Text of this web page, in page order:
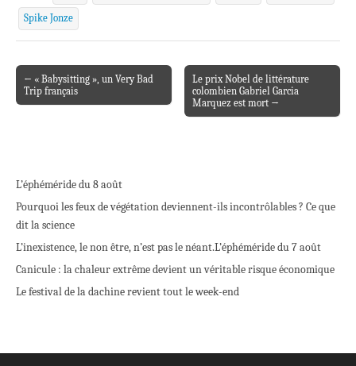
Spike Jonze
Post navigation
← « Babysitting », un Very Bad
Trip français
Le prix Nobel de littérature
colombien Gabriel Garcia
Marquez est mort →
L’éphéméride du 8 août
Pourquoi les feux de végétation deviennent-ils incontrôlables ? Ce que
dit la science
L’inexistence, le non être, n’est pas le néant.L’éphéméride du 7 août
Canicule : la chaleur extrême devient un véritable risque économique
Le festival de la dachine revient tout le week-end